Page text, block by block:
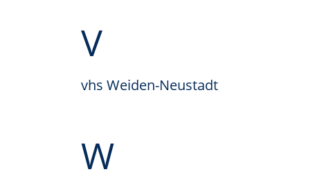
V
vhs Weiden-Neustadt
W